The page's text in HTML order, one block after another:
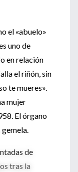
el «abuelo»
uno de
en relación
el riñón, sin
te mueres».
mujer
El órgano
gemela.
de
tras la